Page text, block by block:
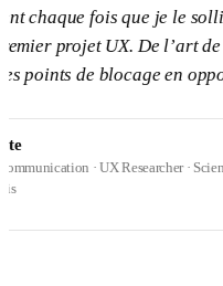
fois que je le sollicitais
UX. De l’art de
blocage en opportunités.
· UX Researcher · Sciences Po Paris